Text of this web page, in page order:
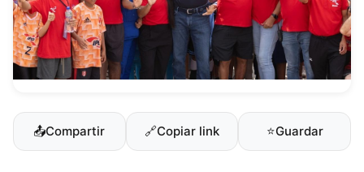
📤Compartir 🔗Copiar link ⭐Guardar